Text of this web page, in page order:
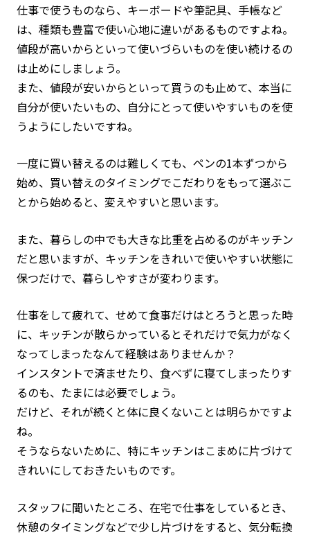
仕事で使うものなら、キーボードや筆記具、手帳など
は、種類も豊富で使い心地に違いがあるものですよね。
値段が高いからといって使いづらいものを使い続けるの
は止めにしましょう。
また、値段が安いからといって買うのも止めて、本当に
自分が使いたいもの、自分にとって使いやすいものを使
うようにしたいですね。
一度に買い替えるのは難しくても、ペンの1本ずつから
始め、買い替えのタイミングでこだわりをもって選ぶこ
とから始めると、変えやすいと思います。
また、暮らしの中でも大きな比重を占めるのがキッチン
だと思いますが、キッチンをきれいで使いやすい状態に
保つだけで、暮らしやすさが変わります。
仕事をして疲れて、せめて食事だけはとろうと思った時
に、キッチンが散らかっているとそれだけで気力がなく
なってしまった――なんて経験はありませんか？
インスタントで済ませたり、食べずに寝てしまったりす
るのも、たまには必要でしょう。
だけど、それが続くと体に良くないことは明らかですよ
ね。
そうならないために、特にキッチンはこまめに片づけて
きれいにしておきたいものです。
スタッフに聞いたところ、在宅で仕事をしているとき、
休憩のタイミングなどで少し片づけをすると、気分転換